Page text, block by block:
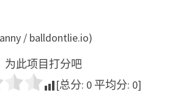
/ balldontlie.io)
为此项目打分吧
[总分: 0 平均分: 0]